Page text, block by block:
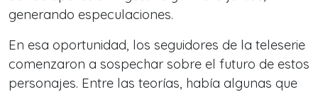
generando especulaciones.
En esa oportunidad, los seguidores de la teleserie
comenzaron a sospechar sobre el futuro de estos
personajes. Entre las teorías, había algunas que